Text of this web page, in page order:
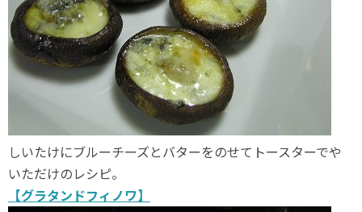
しいたけにブルーチーズとバターをのせてトースターでや
いただけのレシピ。
【グラタンドフィノワ】